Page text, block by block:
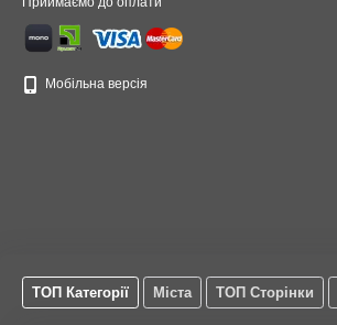
Мобільна версія
ТОП Категорії Міста ТОП Сторінки